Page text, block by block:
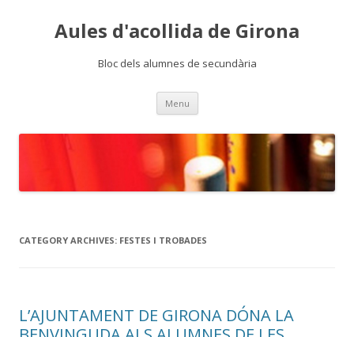
Aules d'acollida de Girona
Bloc dels alumnes de secundària
Menu Skip
content
CATEGORY ARCHIVES: FESTES I TROBADES
L’AJUNTAMENT DE GIRONA DÓNA LA